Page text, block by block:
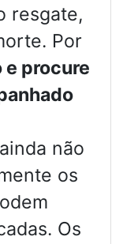
resgate,
Por
e procure
não
os
Os